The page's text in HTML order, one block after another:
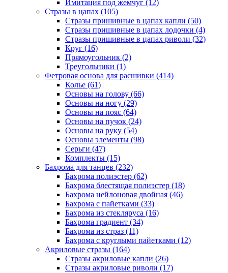
Имитация под жемчуг (12)
Стразы в цапах (105)
Стразы пришивные в цапах капли (50)
Стразы пришивные в цапах лодочки (4)
Стразы пришивные в цапах риволи (32)
Круг (16)
Прямоугольник (2)
Треугольники (1)
Фетровая основа для расшивки (414)
Колье (61)
Основы на голову (66)
Основы на ногу (29)
Основы на пояс (64)
Основы на пучок (24)
Основы на руку (54)
Основы элементы (98)
Серьги (47)
Комплекты (15)
Бахрома для танцев (232)
Бахрома полиэстер (62)
Бахрома блестящая полиэстер (18)
Бахрома нейлоновая двойная (46)
Бахрома с пайетками (33)
Бахрома из стекляруса (16)
Бахрома градиент (34)
Бахрома из страз (11)
Бахрома с круглыми пайетками (12)
Акриловые стразы (164)
Стразы акриловые капли (26)
Стразы акриловые риволи (17)